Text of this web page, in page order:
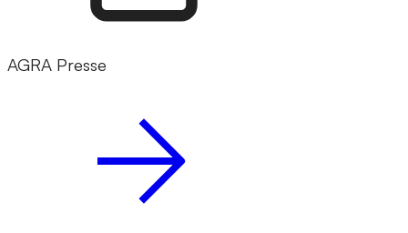
AGRA Presse